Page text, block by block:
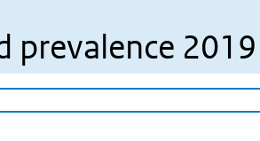
prevalence 2019